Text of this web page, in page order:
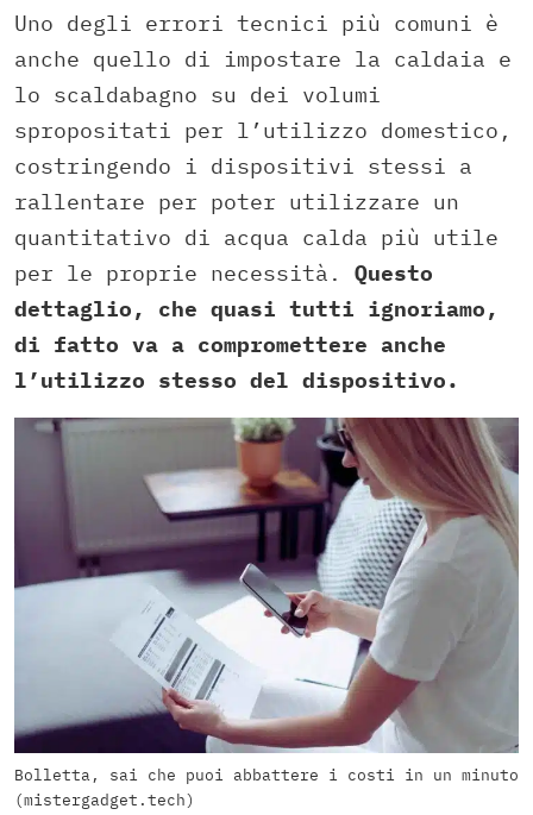
Uno degli errori tecnici più comuni è
anche quello di impostare la caldaia e
lo scaldabagno su dei volumi
spropositati per l’utilizzo domestico,
costringendo i dispositivi stessi a
rallentare per poter utilizzare un
quantitativo di acqua calda più utile
per le proprie necessità. Questo
dettaglio, che quasi tutti ignoriamo,
di fatto va a compromettere anche
l’utilizzo stesso del dispositivo.
Bolletta, sai che puoi abbattere i costi in un minuto
(mistergadget.tech)